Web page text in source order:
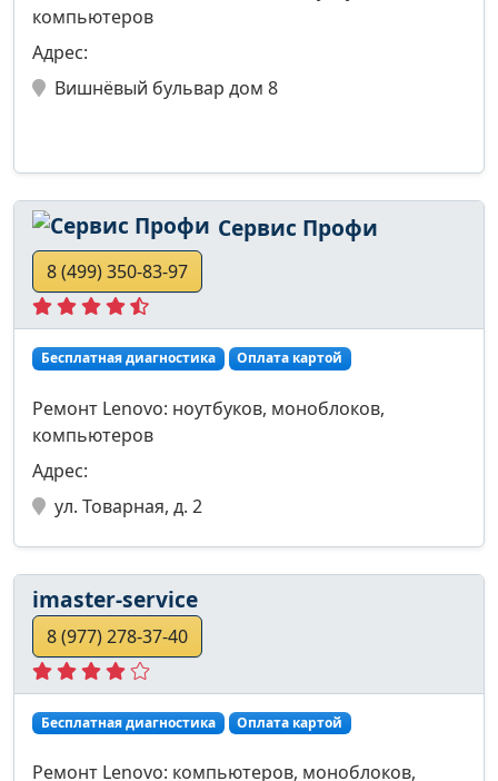
компьютеров
Адрес:
Вишнёвый бульвар дом 8
Сервис Профи
8 (499) 350-83-97
Бесплатная диагностика Оплата картой
Ремонт Lenovo: ноутбуков, моноблоков,
компьютеров
Адрес:
ул. Товарная, д. 2
imaster-service
8 (977) 278-37-40
Бесплатная диагностика Оплата картой
Ремонт Lenovo: компьютеров, моноблоков,